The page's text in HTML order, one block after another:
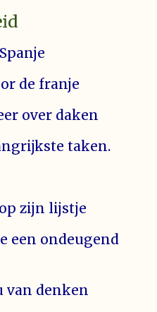
de franje
over daken
taken.
zijn lijstje
een ondeugend
van denken